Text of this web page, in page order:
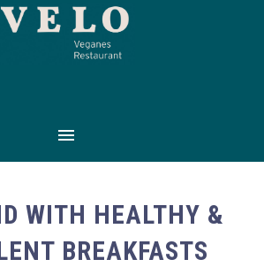
MAIN NAVIGATION
WITH HEALTHY &
BREAKFASTS